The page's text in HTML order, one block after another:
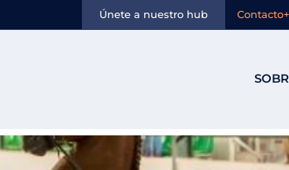
Únete a nuestro hub Contacto
Ecuestre